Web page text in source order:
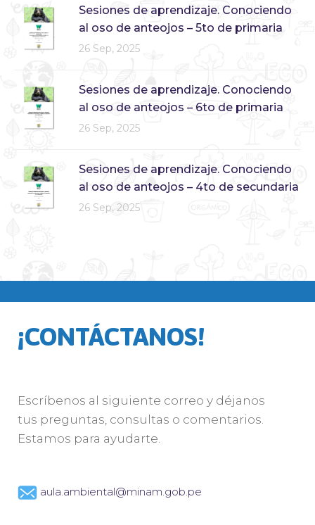
Sesiones de aprendizaje. Conociendo
al oso de anteojos – 5to de primaria
26 Sep, 2025
Sesiones de aprendizaje. Conociendo
al oso de anteojos – 6to de primaria
26 Sep, 2025
Sesiones de aprendizaje. Conociendo
al oso de anteojos – 4to de secundaria
26 Sep, 2025
¡CONTÁCTANOS!
Escríbenos al siguiente correo y déjanos
tus preguntas, consultas o comentarios.
Estamos para ayudarte.
aula.ambiental@minam.gob.pe